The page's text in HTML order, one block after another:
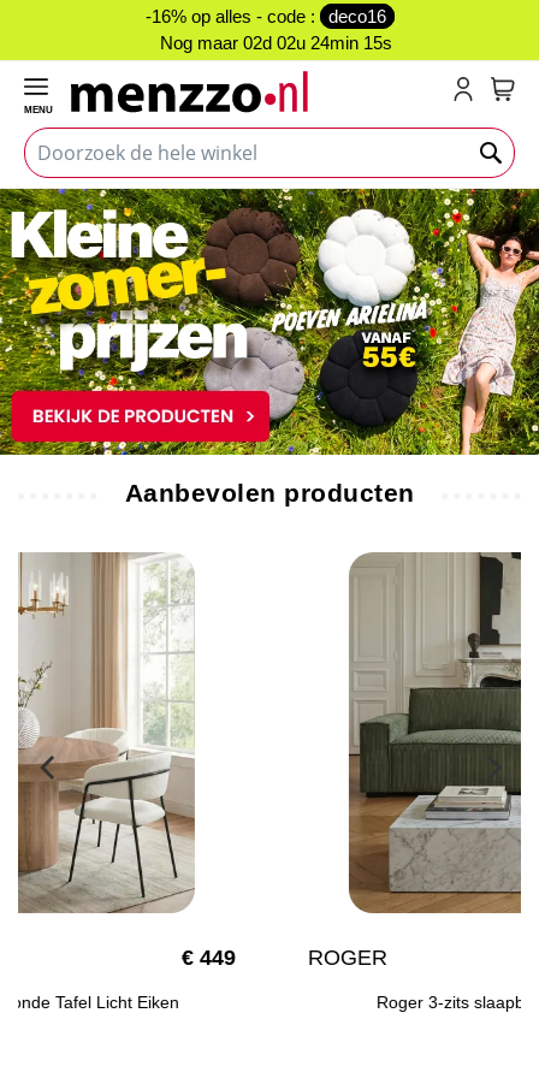
-16% op alles - code :
deco16
Nog maar 02d 02u 24min 14s
MENU
Aanbevolen producten
Roger 3-zits slaapbank Corduroy Groen